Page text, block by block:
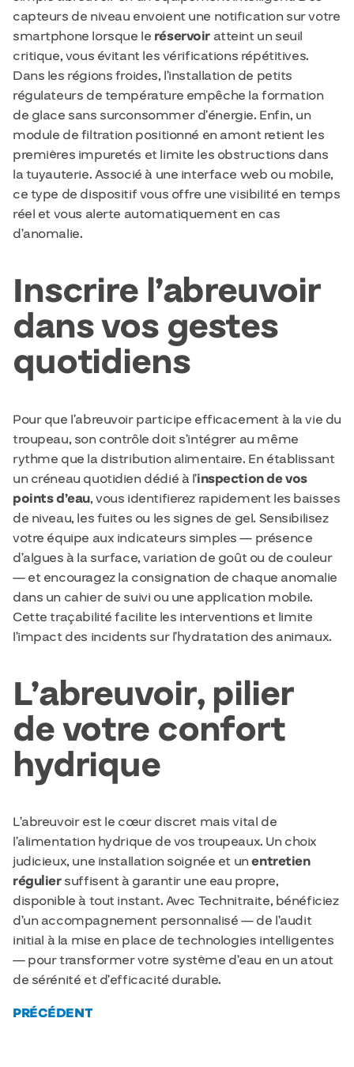
capteurs de niveau envoient une notification sur votre
smartphone lorsque le réservoiratteint un seuil
critique, vous évitant les vérifications répétitives.
Dans les régions froides, l’installation de petits
régulateurs de température empêche la formation
de glace sans surconsommer d’énergie. Enfin, un
module de filtration positionné en amont retient les
premières impuretés et limite les obstructions dans
la tuyauterie. Associé à une interface web ou mobile,
ce type de dispositif vous offre une visibilité en temps
réel et vous alerte automatiquement en cas
d’anomalie.
Inscrire l’abreuvoir
dans vos gestes
quotidiens
Pour que l’abreuvoir participe efficacement à la vie du
troupeau, son contrôle doit s’intégrer au même
rythme que la distribution alimentaire. En établissant
un créneau quotidien dédié à l’inspection de vos
points d’eau, vous identifierez rapidement les baisses
de niveau, les fuites ou les signes de gel. Sensibilisez
votre équipe aux indicateurs simples — présence
d’algues à la surface, variation de goût ou de couleur
— et encouragez la consignation de chaque anomalie
dans un cahier de suivi ou une application mobile.
Cette traçabilité facilite les interventions et limite
l’impact des incidents sur l’hydratation des animaux.
L’abreuvoir, pilier
de votre confort
hydrique
L’abreuvoir est le cœur discret mais vital de
l’alimentation hydrique de vos troupeaux. Un choix
judicieux, une installation soignée et unentretien
réguliersuffisent à garantir une eau propre,
disponible à tout instant. Avec Technitraite, bénéficiez
d’un accompagnement personnalisé — de l’audit
initial à la mise en place de technologies intelligentes
— pour transformer votre système d’eau en un atout
de sérénité et d’efficacité durable.
PRÉCÉDENT